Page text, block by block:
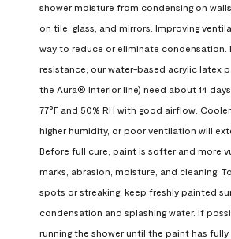
shower moisture from condensing on
on tile, glass, and mirrors. Improving
way to reduce or eliminate condensation.
resistance, our water-based acrylic latex
the Aura® Interior line) need about 14
77°F and 50% RH with good airflow.
higher humidity, or poor ventilation will
Before full cure, paint is softer and more
marks, abrasion, moisture, and cleaning.
spots or streaking, keep freshly painted
condensation and splashing water. If
running the shower until the paint has fully